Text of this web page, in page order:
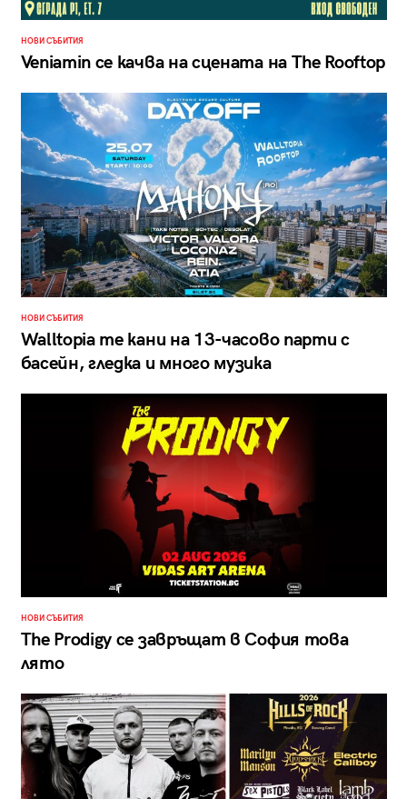
НОВИ СЪБИТИЯ
Veniamin се качва на сцената на The Rooftop
НОВИ СЪБИТИЯ
Walltopia те кани на 13-часово парти с
басейн, гледка и много музика
НОВИ СЪБИТИЯ
The Prodigy се завръщат в София това
лято